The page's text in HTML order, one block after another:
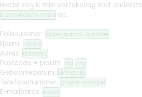
Hierbij zeg ik mijn verzekering met
cancellation-date op.
Polisnummer: subscription-number
Naam: name
Adres: address
Postcode + plaats: zip city
Geboortedatum: birthdate
Telefoonnummer: phone-number
E-mailadres: email